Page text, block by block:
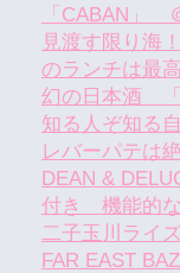
「CABAN」
見渡す限り海
のランチは最
幻の日本酒 「
知る人ぞ知る
レバーパテは
DEAN &
付き 機能的
二子玉川ライ
FAR EAST